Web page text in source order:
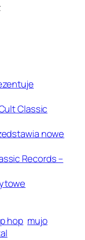
Classic
nowe
Records –
hop mujo